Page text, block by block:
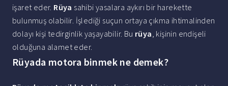
işaret eder. Rüya sahibi yasalara aykırı bir harekette
bulunmuş olabilir. İşlediği suçun ortaya çıkma ihtimalinden
dolayı kişi tedirginlik yaşayabilir. Bu rüya, kişinin endişeli
olduğuna alamet eder.
Rüyada motora binmek ne demek?